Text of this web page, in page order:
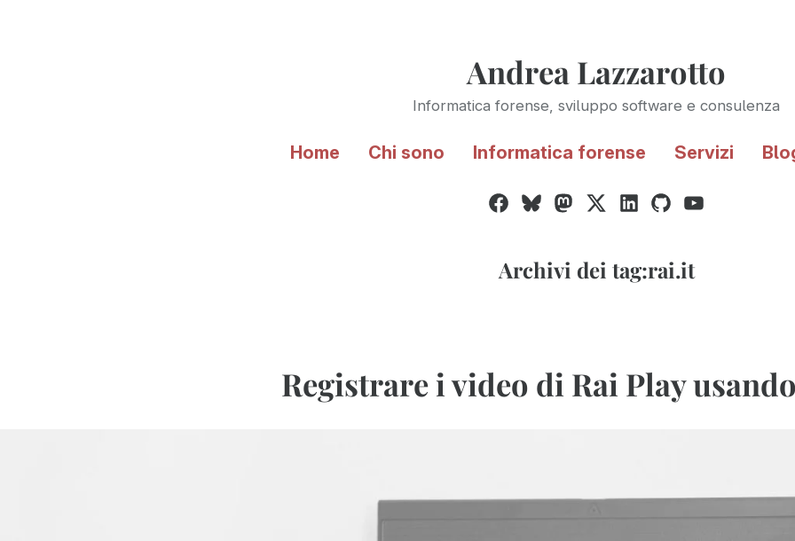
Andrea Lazzarotto
Informatica forense, sviluppo software e consulenza
Home Chi sono Informatica forense Servizi
Facebook
BlueskyMastodon
Twitter
X
LinkedIn
GitHubYouTube
Archivi dei tag:rai.it
Registrare i video di Rai Play